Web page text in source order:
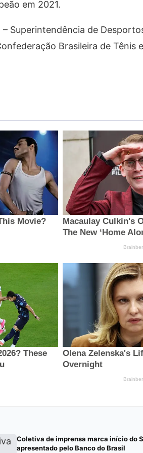
em 2021.
Superintendência de
Brasileira de Tênis
Coletiva de imprensa marca início do
apresentado pelo Banco do Brasil